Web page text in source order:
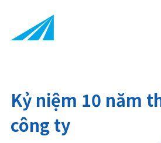
Kỷ niệm 10 năm
công ty